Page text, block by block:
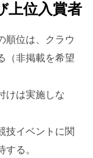
上位入賞者
順位は、クラウ
（非掲載を希望
けは実施しな
技イベントに関
る。